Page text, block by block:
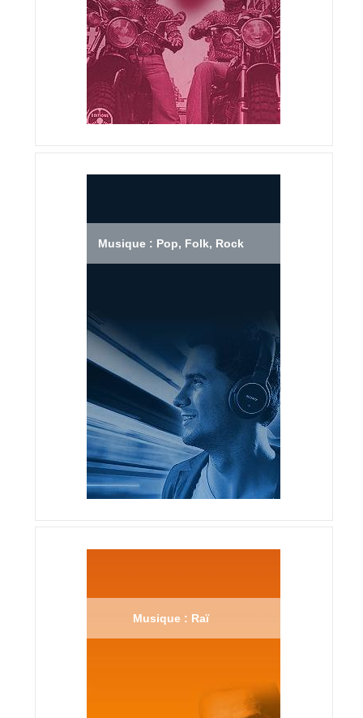
Musique : Pop, Folk, Rock
Musique : Raï